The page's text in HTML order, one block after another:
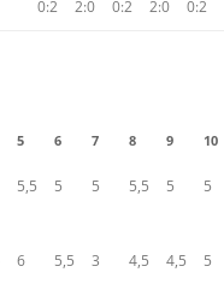
0:2 2:0 0:2 2:0 0:2
5 6 7 8 9 10
5,5 5 5 5,5 5 5
6 5,5 3 4,5 4,5 5